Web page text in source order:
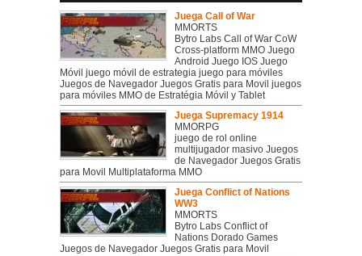
Juega Call of War
MMORTS
Bytro Labs Call of War CoW
Cross-platform MMO Juego
Android Juego IOS Juego
Móvil juego móvil de estrategia juego para móviles
Juegos de Navegador Juegos Gratis para Movil juegos
para móviles MMO de Estratégia Móvil y Tablet
Juega Supremacy 1914
MMORPG
juego de rol online
multijugador masivo Juegos
de Navegador Juegos Gratis
para Movil Multiplataforma MMO
Juega Conflict of Nations
WW3
MMORTS
Bytro Labs Conflict of
Nations Dorado Games
Juegos de Navegador Juegos Gratis para Movil